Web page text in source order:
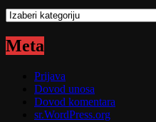
Kategorije
Meta
Prijava
Dovod unosa
Dovod komentara
sr.WordPress.org